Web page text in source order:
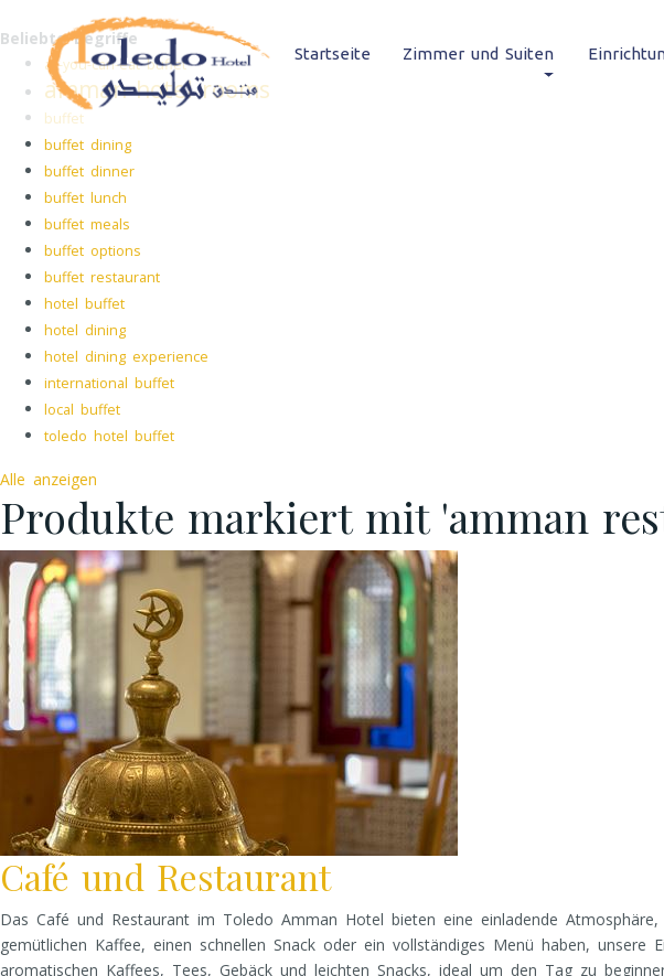
Startseite Zimmer und Suiten
Beliebte Begriffe
all-you-can-eat buffet
amman hotel rooms
buffet
buffet dining
buffet dinner
buffet lunch
buffet meals
buffet options
buffet restaurant
hotel buffet
hotel dining
hotel dining experience
international buffet
local buffet
toledo hotel buffet
Alle anzeigen
Produkte markiert mit 'amman
Café und Restaurant
Das Café und Restaurant im Toledo Amman Hotel bieten eine einladende
gemütlichen Kaffee, einen schnellen Snack oder ein vollständiges Menü haben,
aromatischen Kaffees, Tees, Gebäck und leichten Snacks, ideal um den Tag zu